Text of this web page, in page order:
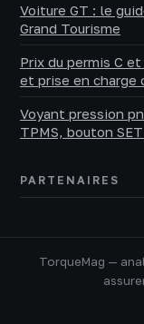
Voiture GT : le
Grand Tourisme
Prix du permis C
et prise en charge
Voyant pression
TPMS, bouton
PARTENAIRES
TorqueMag —